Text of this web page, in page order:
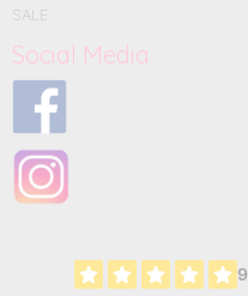
SALE
Social Media